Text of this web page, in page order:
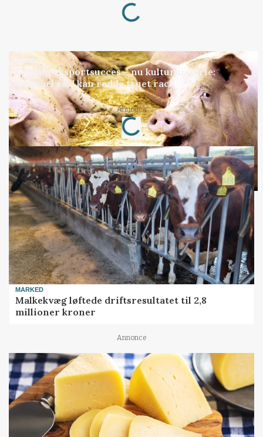
Loading...
GRISE
Engang eksportsucces – nu kulturhistorie:
Gammel sæd kan redde truet race
Annonce
Loading...
MARKED
Malkekvæg løftede driftsresultatet til 2,8
millioner kroner
Annonce